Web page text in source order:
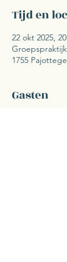
Tijd en
22 okt 2025,
1755
Gasten